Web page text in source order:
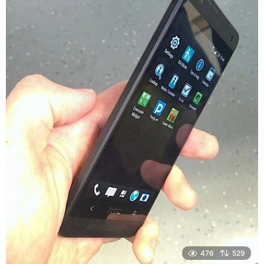
476 529